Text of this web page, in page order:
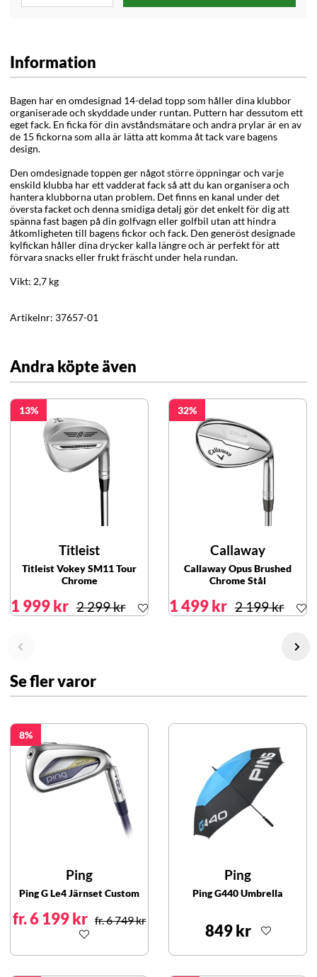
Information
Bagen har en omdesignad 14-delad topp som håller dina klubbor
organiserade och skyddade under runtan. Puttern har dessutom ett
eget fack. En ficka för din avståndsmätare och andra prylar är en av
de 15 fickorna som alla är lätta att komma åt tack vare bagens
design.
Den omdesignade toppen ger något större öppningar och varje
enskild klubba har ett vadderat fack så att du kan organisera och
hantera klubborna utan problem. Det finns en kanal under det
översta facket och denna smidiga detalj gör det enkelt för dig att
spänna fast bagen på din golfvagn eller golfbil utan att hindra
åtkomligheten till bagens fickor och fack. Den generöst designade
kylfickan håller dina drycker kalla längre och är perfekt för att
förvara snacks eller frukt fräscht under hela rundan.
Vikt: 2,7 kg
Artikelnr: 37657-01
Andra köpte även
13
Titleist
Titleist Vokey SM11 Tour
Chrome
1 999 kr 2 299 kr
32
Callaway
Callaway Opus Brushed
Chrome Stål
1 499 kr 2 199 kr
Se fler varor
8
Ping
Ping G Le4 Järnset Custom
fr. 6 199 kr fr. 6 749 kr
Ping
Ping G440 Umbrella
849 kr